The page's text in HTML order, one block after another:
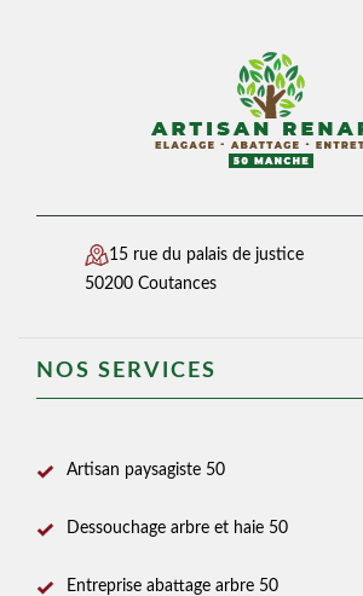
15 rue du palais de justice
50200 Coutances
NOS SERVICES
Artisan paysagiste 50
Dessouchage arbre et haie 50
Entreprise abattage arbre 50